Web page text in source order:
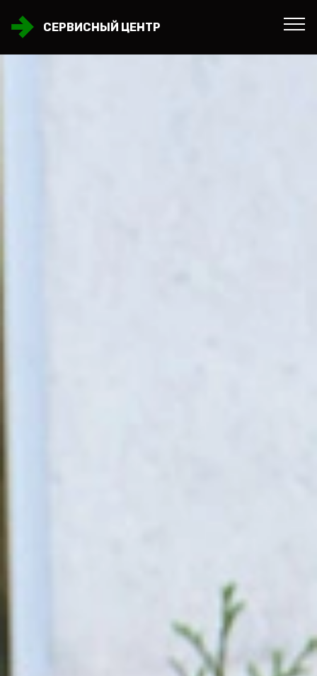
СЕРВИСНЫЙ ЦЕНТР